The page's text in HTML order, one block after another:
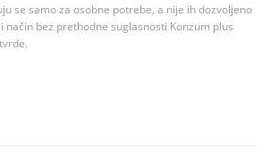
se samo za osobne potrebe, a nije ih dozvoljeno
bez prethodne suglasnosti Konzum plus